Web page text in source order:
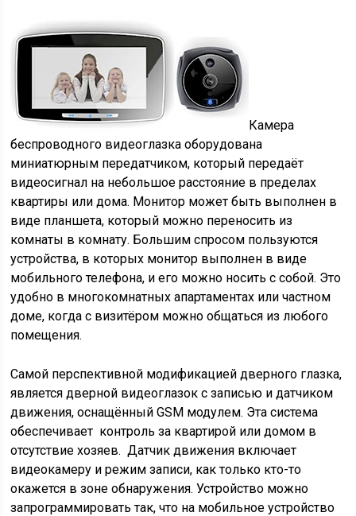
Камера
беспроводного видеоглазка оборудована
миниатюрным передатчиком, который передаёт
видеосигнал на небольшое расстояние в пределах
квартиры или дома. Монитор может быть выполнен в
виде планшета, который можно переносить из
комнаты в комнату. Большим спросом пользуются
устройства, в которых монитор выполнен в виде
мобильного телефона, и его можно носить с собой. Это
удобно в многокомнатных апартаментах или частном
доме, когда с визитёром можно общаться из любого
помещения.
Самой перспективной модификацией дверного глазка,
является дверной видеоглазок с записью и датчиком
движения, оснащённый GSM модулем. Эта система
обеспечивает контроль за квартирой или домом в
отсутствие хозяев. Датчик движения включает
видеокамеру и режим записи, как только кто-то
окажется в зоне обнаружения. Устройство можно
запрограммировать так, что на мобильное устройство